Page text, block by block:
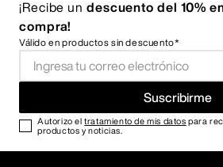
¡Recibe un descuento del 10%
compra!
Válido en productos sin descuento*
Suscribirme
Autorizo eltratamiento de mis datos para
productos y noticias.